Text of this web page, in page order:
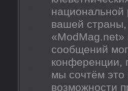
национальной
вашей страны,
сообщений
конференции,
мы сочтём
возможности